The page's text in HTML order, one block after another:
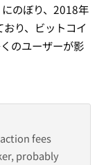
のぼり、2018年
り、ビットコイ
のユーザーが影
fees
probably